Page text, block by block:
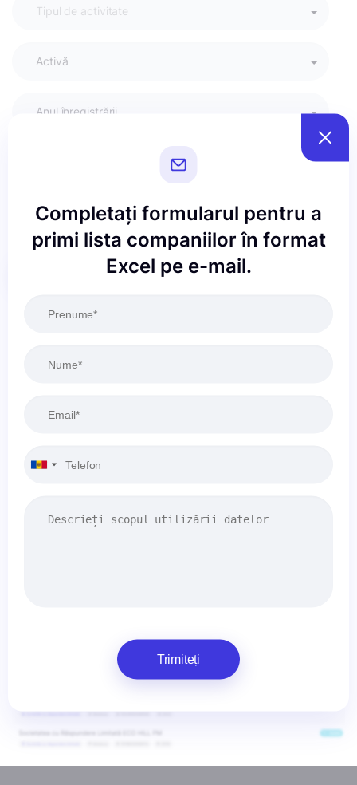
Activă
Anul înregistrării
Aplicați
Completați formularul pentru a
primi lista companiilor în format
Excel pe e-mail.
Trimiteți